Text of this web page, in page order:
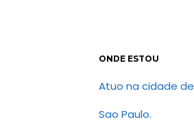
ONDE ESTOU
Atuo na cidade de
Sao Paulo.